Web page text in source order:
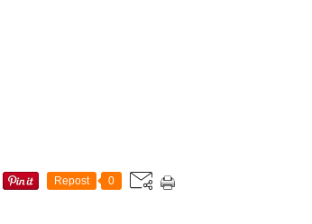
Repost 0